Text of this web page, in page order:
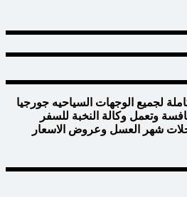
لجميع الوجهات السياحيه جورجيا
وتعمل وكالة النخبة للسفر
شهر العسل وعروض الاسعار